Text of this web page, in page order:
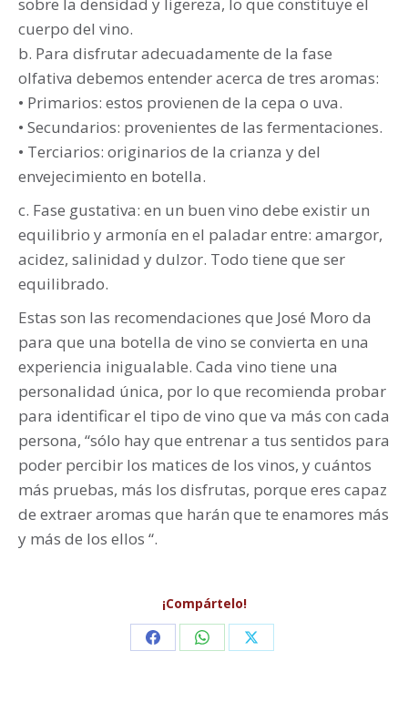
cuerpo del vino.
b. Para disfrutar adecuadamente de la fase
olfativa debemos entender acerca de tres aromas:
• Primarios: estos provienen de la cepa o uva.
• Secundarios: provenientes de las fermentaciones.
• Terciarios: originarios de la crianza y del
envejecimiento en botella.
c. Fase gustativa: en un buen vino debe existir un
equilibrio y armonía en el paladar entre: amargor,
acidez, salinidad y dulzor. Todo tiene que ser
equilibrado.
Estas son las recomendaciones que José Moro da
para que una botella de vino se convierta en una
experiencia inigualable. Cada vino tiene una
personalidad única, por lo que recomienda probar
para identificar el tipo de vino que va más con cada
persona, “sólo hay que entrenar a tus sentidos para
poder percibir los matices de los vinos, y cuántos
más pruebas, más los disfrutas, porque eres capaz
de extraer aromas que harán que te enamores más
y más de los ellos “.
¡Compártelo!
Share Share Share